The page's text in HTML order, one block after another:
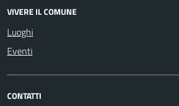
VIVERE IL COMUNE
Luoghi
Eventi
CONTATTI